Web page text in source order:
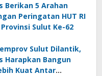
Berikan 5 Arahan
Peringatan HUT RI
Sulut Ke-62
Sulut Dilantik,
Harapkan Bangun
Kuat Antar